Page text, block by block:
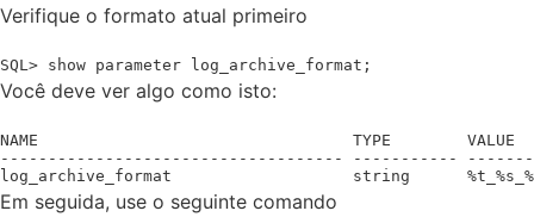
Verifique o formato atual primeiro
SQL> show parameter log_archive_format;
Você deve ver algo como isto:
NAME                                 TYPE        VALUE
------------------------------------ -----------
log_archive_format                   string
Em seguida, use o seguinte comando